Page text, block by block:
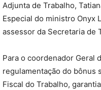
Adjunta de Trabalho,
Especial do ministro Onyx
assessor da Secretaria de
Para o coordenador Geral
regulamentação do bônus
Fiscal do Trabalho,